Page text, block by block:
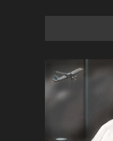
به یاد اردوغان باشول (۱۹۳۶–
کارتون و پوستر
ا…